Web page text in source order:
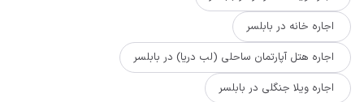
اجاره خانه در بابلسر
اجاره هتل آپارتمان ساحلی (لب دریا) در بابلسر
اجاره ویلا جنگلی در بابلسر